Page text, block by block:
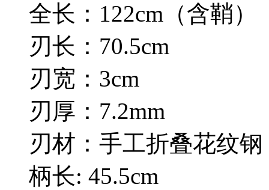
全长：122cm（含鞘）
刃长：70.5cm
刃宽：3cm
刃厚：7.2mm
刃材：手工折叠花纹钢
柄长: 45.5cm